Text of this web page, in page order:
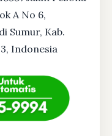
A No 6,
Sumur, Kab.
Indonesia